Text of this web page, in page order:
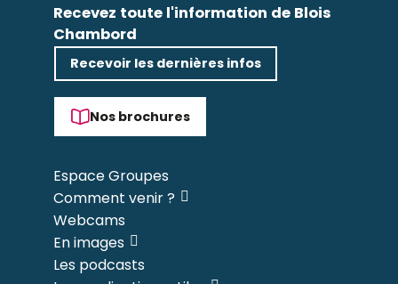
Recevez toute l'information de Blois
Chambord
Recevoir les dernières infos
Nos brochures
Espace Groupes
Comment venir ?
Webcams
En images
Les podcasts